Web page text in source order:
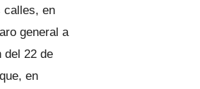
calles, en
general a
del 22 de
en